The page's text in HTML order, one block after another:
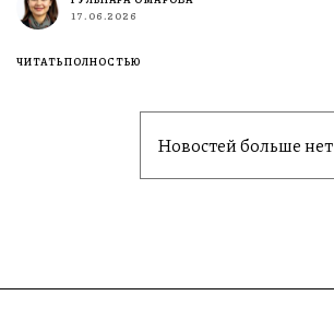
17.06.2026
ЧИТАТЬ ПОЛНОСТЬЮ
Новостей больше нет